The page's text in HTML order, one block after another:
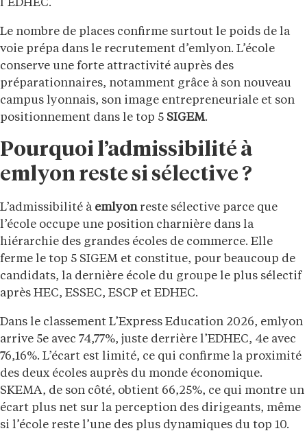
l’EDHEC.
Le nombre de places confirme surtout le poids de la
voie prépa dans le recrutement d’emlyon. L’école
conserve une forte attractivité auprès des
préparationnaires, notamment grâce à son nouveau
campus lyonnais, son image entrepreneuriale et son
positionnement dans le top 5 SIGEM.
Pourquoi l’admissibilité à
emlyon reste si sélective ?
L’admissibilité à emlyonreste sélective parce que
l’école occupe une position charnière dans la
hiérarchie des grandes écoles de commerce. Elle
ferme le top 5 SIGEM et constitue, pour beaucoup de
candidats, la dernière école du groupe le plus sélectif
après HEC, ESSEC, ESCP et EDHEC.
Dans le classement L’Express Education 2026, emlyon
arrive 5e avec 74,77%, juste derrière l’EDHEC, 4e avec
76,16%. L’écart est limité, ce qui confirme la proximité
des deux écoles auprès du monde économique.
SKEMA, de son côté, obtient 66,25%, ce qui montre un
écart plus net sur la perception des dirigeants, même
si l’école reste l’une des plus dynamiques du top 10.